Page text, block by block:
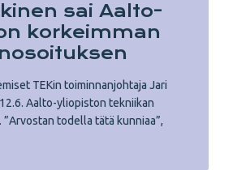
sai Aalto-
korkeimman
TEKin toiminnanjohtaja Jari
Aalto-yliopiston tekniikan
todella tätä kunniaa”,